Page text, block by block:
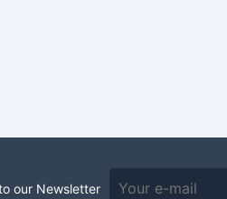
our Newsletter